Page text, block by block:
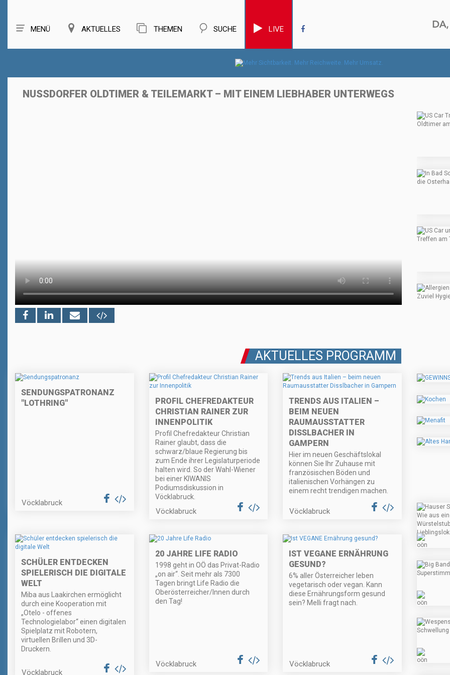
MENÜ AKTUELLES THEMEN SUCHE LIVE
NUSSDORFER OLDTIMER & TEILEMARKT – MIT EINEM LIEBHABER UNTERWEGS
AKTUELLES PROGRAMM
SENDUNGSPATRONANZ
"LOTHRING"
Vöcklabruck
PROFIL CHEFREDAKTEUR
CHRISTIAN RAINER ZUR
INNENPOLITIK
Profil Chefredakteur Christian
Rainer glaubt, dass die
schwarz/blaue Regierung bis
zum Ende ihrer Legislaturperiode
halten wird. So der Wahl-Wiener
bei einer KIWANIS
Podiumsdiskussion in
Vöcklabruck.
Vöcklabruck
TRENDS AUS ITALIEN –
BEIM NEUEN
RAUMAUSSTATTER
DISSLBACHER IN
GAMPERN
Hier im neuen Geschäftslokal
können Sie Ihr Zuhause mit
französischen Böden und
italienischen Vorhängen zu
einem recht trendigen machen.
Vöcklabruck
SCHÜLER ENTDECKEN
SPIELERISCH DIE DIGITALE
WELT
Miba aus Laakirchen ermöglicht
durch eine Kooperation mit
„Otelo - offenes
Technologielabor“ einen digitalen
Spielplatz mit Robotern,
virtuellen Brillen und 3D-
Druckern.
Vöcklabruck
20 JAHRE LIFE RADIO
1998 geht in OÖ das Privat-Radio
„on air“. Seit mehr als 7300
Tagen bringt Life Radio die
Oberösterreicher/Innen durch
den Tag!
Vöcklabruck
IST VEGANE ERNÄHRUNG
GESUND?
6% aller Österreicher leben
vegetarisch oder vegan. Kann
diese Ernährungsform gesund
sein? Melli fragt nach.
Vöcklabruck